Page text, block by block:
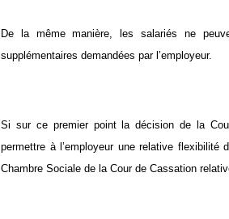
De la même manière, les salariés ne
supplémentaires demandées par l’employeur.
Si sur ce premier point la décision de la
permettre à l’employeur une relative flexibilité
Chambre Sociale de la Cour de Cassation